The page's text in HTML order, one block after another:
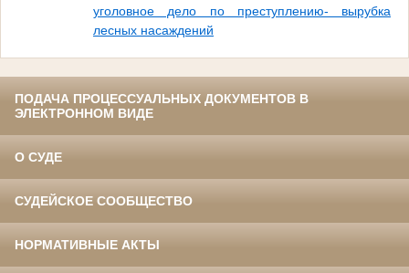
уголовное дело по преступлению- вырубка
лесных насаждений
ПОДАЧА ПРОЦЕССУАЛЬНЫХ ДОКУМЕНТОВ В
ЭЛЕКТРОННОМ ВИДЕ
О СУДЕ
СУДЕЙСКОЕ СООБЩЕСТВО
НОРМАТИВНЫЕ АКТЫ